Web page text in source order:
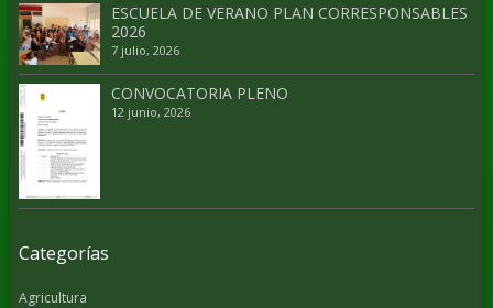
ESCUELA DE VERANO PLAN CORRESPONSABLES
2026
7 julio, 2026
CONVOCATORIA PLENO
12 junio, 2026
Categorías
Agricultura